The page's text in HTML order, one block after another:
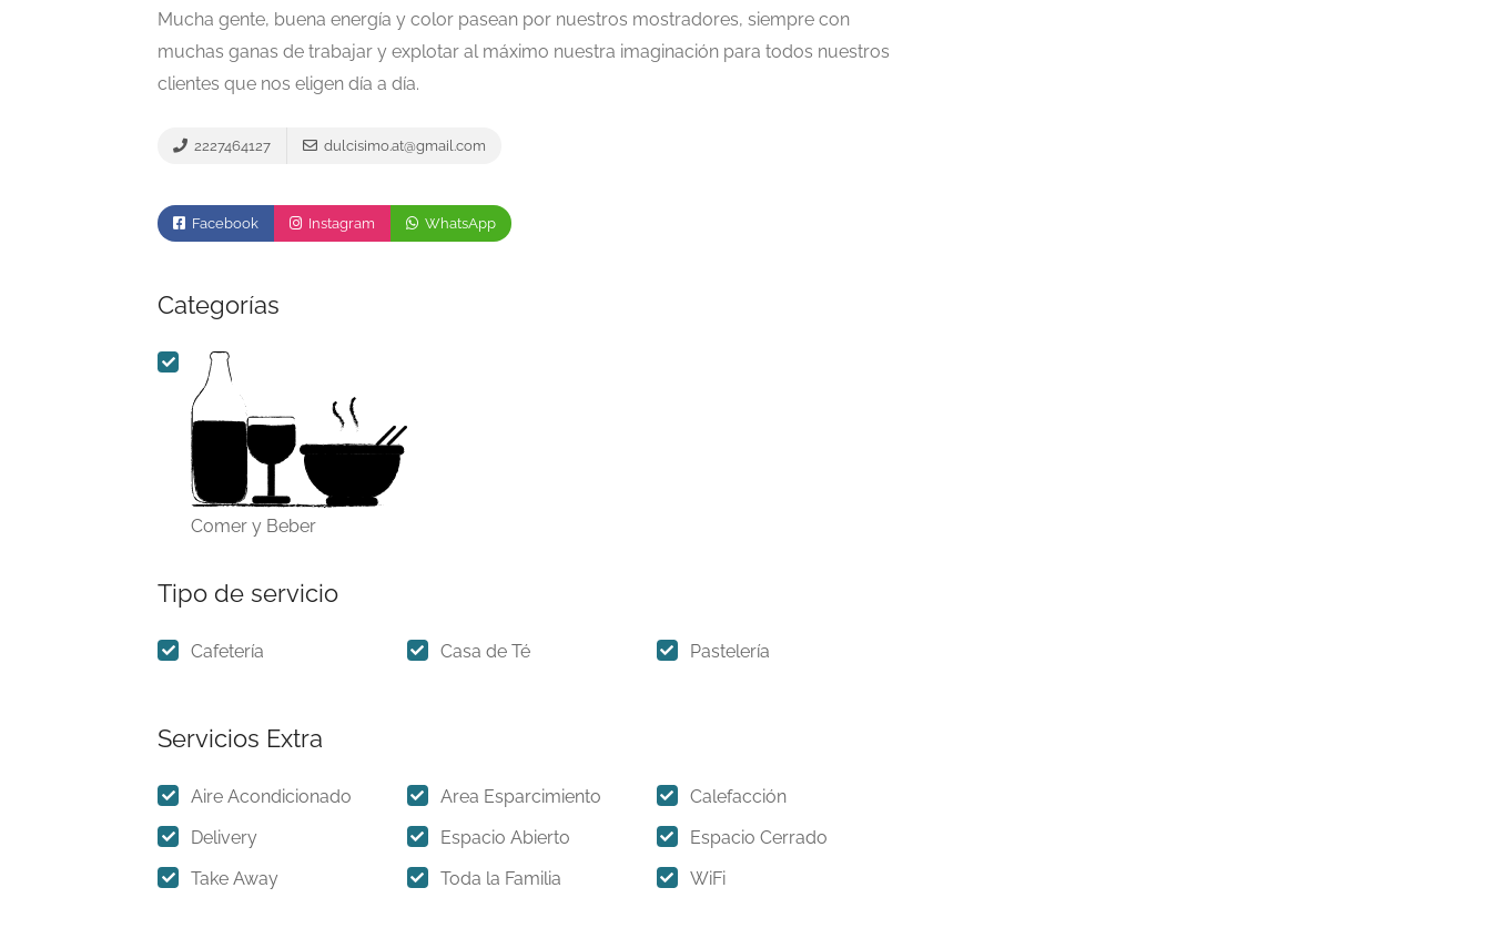
Mucha gente, buena energía y color pasean por nuestros mostradores, siempre con
muchas ganas de trabajar y explotar al máximo nuestra imaginación para todos nuestros
clientes que nos eligen día a día.
2227464127 dulcisimo.at@gmail.com
Facebook Instagram WhatsApp
Categorías
Comer y Beber
Tipo de servicio
Cafetería Casa de Té Pastelería
Servicios Extra
Aire Acondicionado Area Esparcimiento
Calefacción
Delivery
Espacio Abierto
Espacio Cerrado
Take Away
Toda la Familia WiFi